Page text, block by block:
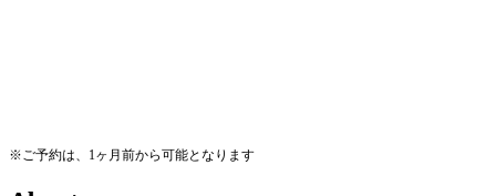
※ご予約は、1ヶ月前から可能となります